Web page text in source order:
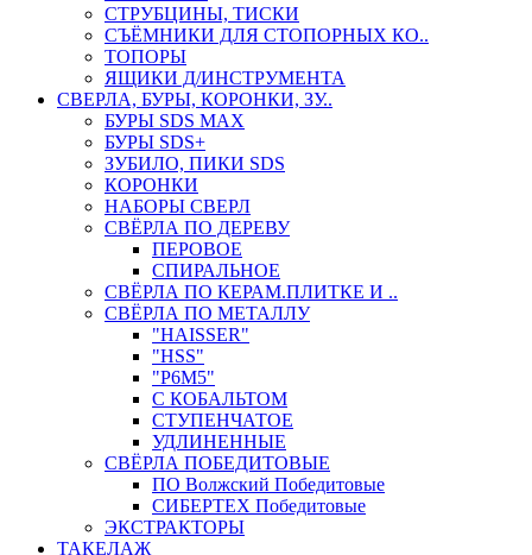
СТРУБЦИНЫ, ТИСКИ
СЪЁМНИКИ ДЛЯ СТОПОРНЫХ КО..
ТОПОРЫ
ЯЩИКИ Д/ИНСТРУМЕНТА
СВЕРЛА, БУРЫ, КОРОНКИ, ЗУ..
БУРЫ SDS MAX
БУРЫ SDS+
ЗУБИЛО, ПИКИ SDS
КОРОНКИ
НАБОРЫ СВЕРЛ
СВЁРЛА ПО ДЕРЕВУ
ПЕРОВОЕ
СПИРАЛЬНОЕ
СВЁРЛА ПО КЕРАМ.ПЛИТКЕ И ..
СВЁРЛА ПО МЕТАЛЛУ
"HAISSER"
"HSS"
"Р6М5"
С КОБАЛЬТОМ
СТУПЕНЧАТОЕ
УДЛИНЕННЫЕ
СВЁРЛА ПОБЕДИТОВЫЕ
ПО Волжский Победитовые
СИБЕРТЕХ Победитовые
ЭКСТРАКТОРЫ
ТАКЕЛАЖ